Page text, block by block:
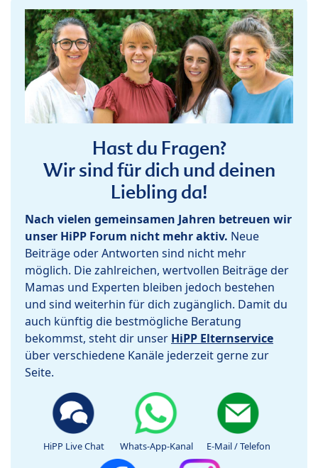
Hast du Fragen?
Wir sind für dich und deinen
Liebling da!
Nach vielen gemeinsamen Jahren betreuen wir
unser HiPP Forum nicht mehr aktiv. Neue
Beiträge oder Antworten sind nicht mehr
möglich. Die zahlreichen, wertvollen Beiträge der
Mamas und Experten bleiben jedoch bestehen
und sind weiterhin für dich zugänglich. Damit du
auch künftig die bestmögliche Beratung
bekommst, steht dir unser HiPP Elternservice
über verschiedene Kanäle jederzeit gerne zur
Seite.
HiPP Live Chat Whats-App-Kanal E-Mail / Telefon